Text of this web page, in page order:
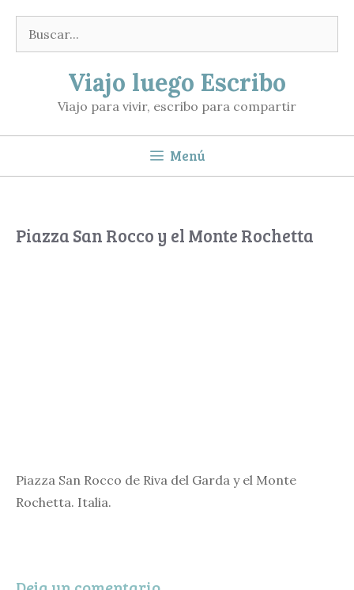
contenido
Buscar:
Viajo luego Escribo
Viajo para vivir, escribo para compartir
Menú
Piazza San Rocco y el Monte Rochetta
Piazza San Rocco de Riva del Garda y el Monte
Rochetta. Italia.